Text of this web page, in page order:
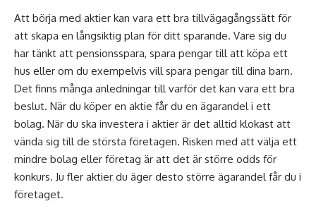
Att börja med aktier kan vara ett bra tillvägagångssätt för
att skapa en långsiktig plan för ditt sparande. Vare sig du
har tänkt att pensionsspara, spara pengar till att köpa ett
hus eller om du exempelvis vill spara pengar till dina barn.
Det finns många anledningar till varför det kan vara ett bra
beslut. När du köper en aktie får du en ägarandel i ett
bolag. När du ska investera i aktier är det alltid klokast att
vända sig till de största företagen. Risken med att välja ett
mindre bolag eller företag är att det är större odds för
konkurs. Ju fler aktier du äger desto större ägarandel får du i
företaget.